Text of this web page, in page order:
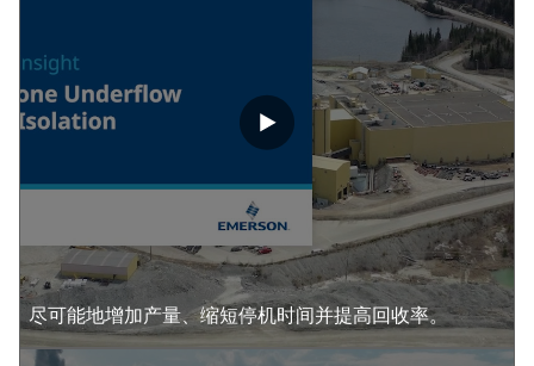
尽可能地增加产量、缩短停机时间并提高回收率。